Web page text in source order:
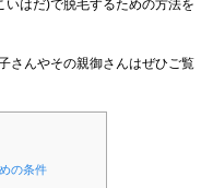
いはだ)で脱毛するための方法を
さんやその親御さんはぜひご覧
の条件